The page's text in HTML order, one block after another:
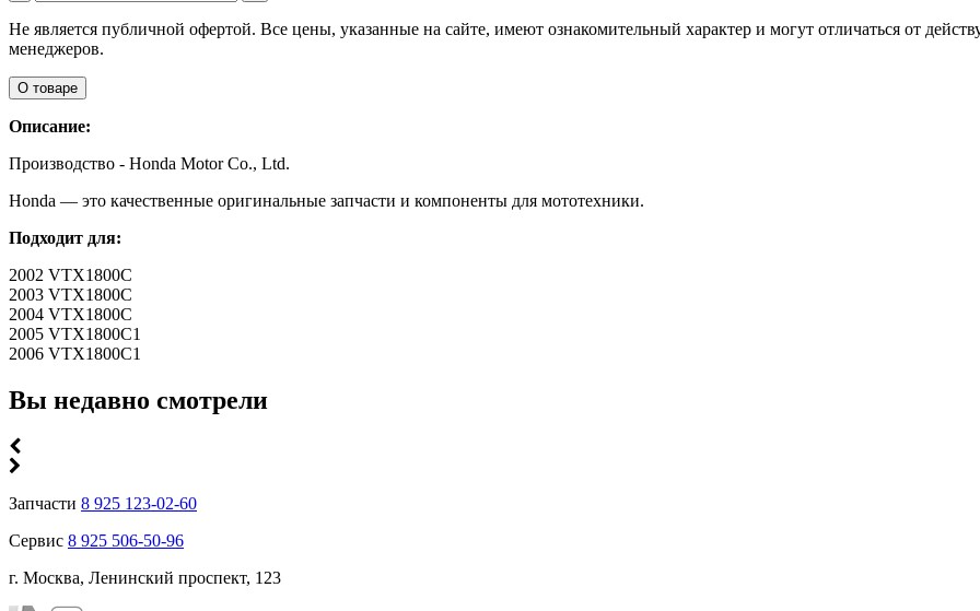
Не является публичной офертой. Все цены, указанные на сайте, имеют ознакомительный характер и могут отличаться от
менеджеров.
О товаре
Описание:
Производство - Honda Motor Co., Ltd.
Honda — это качественные оригинальные запчасти и компоненты для мототехники.
Подходит для:
2002 VTX1800C
2003 VTX1800C
2004 VTX1800C
2005 VTX1800C1
2006 VTX1800C1
Вы недавно смотрели
Запчасти 8 925 123-02-60
Сервис 8 925 506-50-96
г. Москва, Ленинский проспект, 123